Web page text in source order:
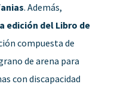
. Además,
edición del Libro de
compuesta de
de arena para
con discapacidad